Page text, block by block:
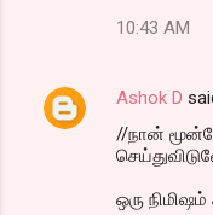
10:43 AM
Ashok D
//நான்
ஒரு